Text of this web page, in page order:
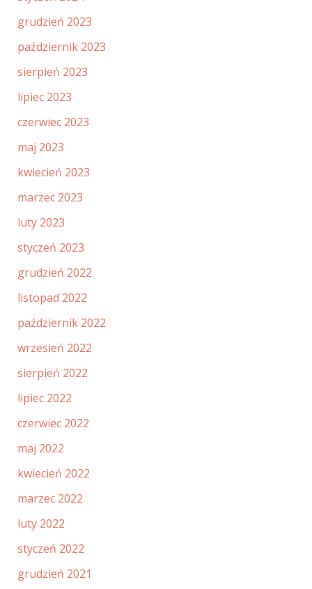
grudzień 2023
październik 2023
sierpień 2023
lipiec 2023
czerwiec 2023
maj 2023
kwiecień 2023
marzec 2023
luty 2023
styczeń 2023
grudzień 2022
listopad 2022
październik 2022
wrzesień 2022
sierpień 2022
lipiec 2022
czerwiec 2022
maj 2022
kwiecień 2022
marzec 2022
luty 2022
styczeń 2022
grudzień 2021